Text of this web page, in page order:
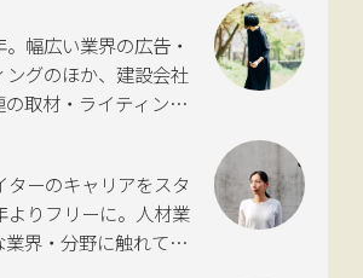
MaaS関連データ検
期自動運転（システム
張）ピアレビュー委員
任。
、ジャンルを問わず
築100年の実家をど
年の悩み。
幅広い業界の広告・
ングのほか、建設会社
取材・ライティング
め、小さな頃から憧
ターのキャリアをスタ
よりフリーに。人材業
界・分野に触れてき